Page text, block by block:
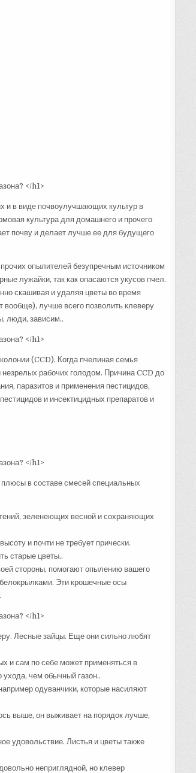
и в виде почвоулучшающих культур в
культура для домашнего и прочего
почву и делает лучше ее для будущего
опылителей безупречным источником
лужайки, так как опасаются укусов пчел.
скашивая и удаляя цветы во время
вообще), лучше всего позволить клеверу
люди, зависим..
(CCD). Когда пчелиная семья
рабочих голодом. Причина CCD до
паразитов и применения пестицидов,
и инсектицидных препаратов и
в составе смесей специальных
зеленеющих весной и сохраняющих
и почти не требует прически.
старые цветы..
стороны, помогают опылению вашего
Эти крошечные осы
Лесные зайцы. Еще они сильно любят
и сам по себе может применяться в
ухода, чем обычный газон..
одуванчики, которые насиляют
выше, он выживает на порядок лучше,
удовольствие. Листья и цветы также
неприглядной, но клевер